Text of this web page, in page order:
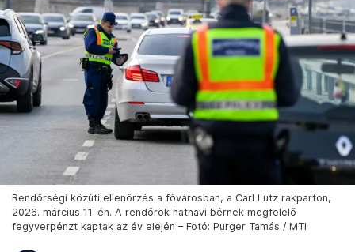
Rendőrségi közúti ellenőrzés a fővárosban, a Carl Lutz rakparton,
2026. március 11-én. A rendőrök hathavi bérnek megfelelő
fegyverpénzt kaptak az év elején – Fotó: Purger Tamás / MTI